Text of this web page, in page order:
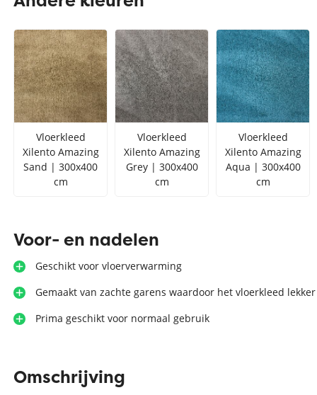
Vloerkleed zwart wit
Toon alles Kleuren
Toon alles Soorten
Toon alles Afmetingen
Toon alles Merken
Vloerkleed
Xilento Amazing
Sand | 300x400
cm
Vloerkleed
Xilento Amazing
Grey | 300x400
cm
Vloerkleed
Xilento Amazing
Aqua | 300x400
cm
Voor- en nadelen
Geschikt voor vloerverwarming
Gemaakt van zachte garens waardoor het vloerkleed
Prima geschikt voor normaal gebruik
Omschrijving